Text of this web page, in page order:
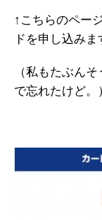
↑こちらのペー
ドを申し込みま
（私もたぶん
で忘れたけど。